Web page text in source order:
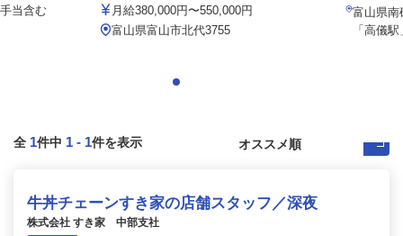
当含む
月給380,000円〜550,000円
富山県富山市北代3755
富山県南
「高儀
全 1件中 1 - 1件を表示
牛丼チェーンすき家の店舗スタッフ／深夜
株式会社 すき家 中部支社